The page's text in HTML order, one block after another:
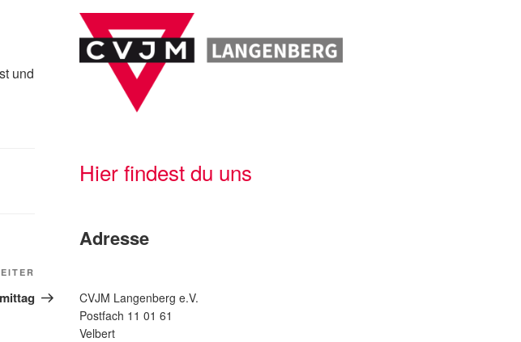
und
Beitrag
Hier findest du uns
Adresse
CVJM Langenberg e.V.
Postfach 11 01 61
Velbert